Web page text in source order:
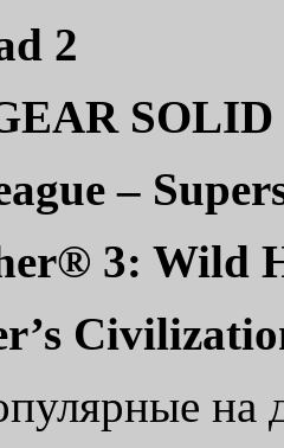
2
–
3: Wild
на